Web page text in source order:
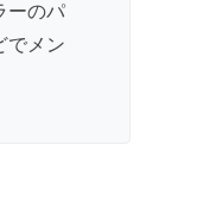
ーのパ
でメン